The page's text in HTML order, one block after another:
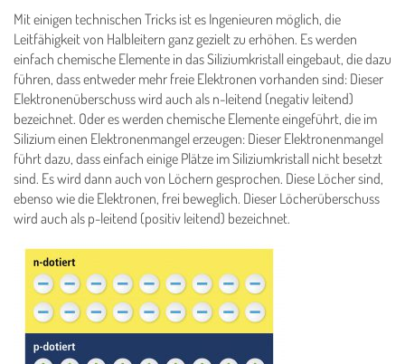
Mit einigen technischen Tricks ist es Ingenieuren möglich, die
Leitfähigkeit von Halbleitern ganz gezielt zu erhöhen. Es werden
einfach chemische Elemente in das Siliziumkristall eingebaut, die dazu
führen, dass entweder mehr freie Elektronen vorhanden sind: Dieser
Elektronenüberschuss wird auch als n-leitend (negativ leitend)
bezeichnet. Oder es werden chemische Elemente eingeführt, die im
Silizium einen Elektronenmangel erzeugen: Dieser Elektronenmangel
führt dazu, dass einfach einige Plätze im Siliziumkristall nicht besetzt
sind. Es wird dann auch von Löchern gesprochen. Diese Löcher sind,
ebenso wie die Elektronen, frei beweglich. Dieser Löcherüberschuss
wird auch als p-leitend (positiv leitend) bezeichnet.